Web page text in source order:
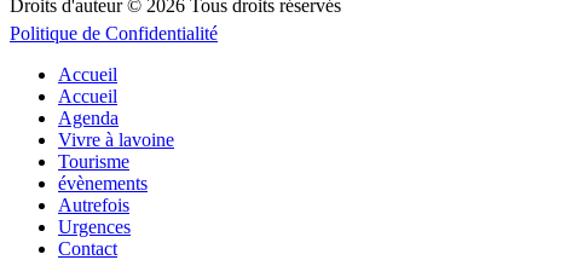
Droits d'auteur © 2026 Tous droits réservés
Politique de Confidentialité
Accueil
Accueil
Agenda
Vivre à lavoine
Tourisme
évènements
Autrefois
Urgences
Contact